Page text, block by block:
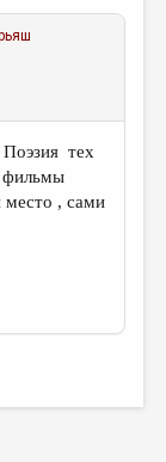
тех
фильмы
место , сами